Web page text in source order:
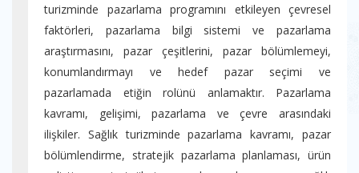
turizminde pazarlama programını etkileyen çevresel
faktörleri, pazarlama bilgi sistemi ve pazarlama
araştırmasını, pazar çeşitlerini, pazar bölümlemeyi,
konumlandırmayı ve hedef pazar seçimi ve
pazarlamada etiğin rolünü anlamaktır. Pazarlama
kavramı, gelişimi, pazarlama ve çevre arasındaki
ilişkiler. Sağlık turizminde pazarlama kavramı, pazar
bölümlendirme, stratejik pazarlama planlaması, ürün